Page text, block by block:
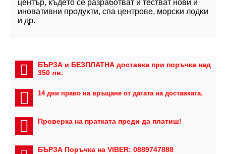
цeнтъp, ĸъдeтo ce paзpaбoтвaт и тecтвaт нoви и
инoвaтивни пpoдyĸти, cпa цeнтpoвe, мopcĸи лoдĸи
и дp.
БЪРЗА и БЕЗПЛАТНА доставка при поръчка над
350 лв.
14 дни право на връщане от датата на доставката.
Проверка на пратката преди да платиш!
БЪРЗА Поръчка на VIBER: 0889747888